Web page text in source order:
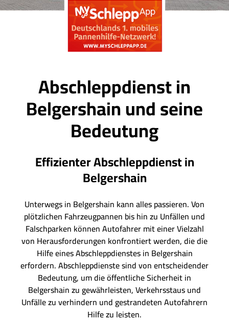
Abschleppdienst in
Belgershain und seine
Bedeutung
Effizienter Abschleppdienst in
Belgershain
Unterwegs in Belgershain kann alles passieren. Von
plötzlichen Fahrzeugpannen bis hin zu Unfällen und
Falschparken können Autofahrer mit einer Vielzahl
von Herausforderungen konfrontiert werden, die die
Hilfe eines Abschleppdienstes in Belgershain
erfordern. Abschleppdienste sind von entscheidender
Bedeutung, um die öffentliche Sicherheit in
Belgershain zu gewährleisten, Verkehrsstaus und
Unfälle zu verhindern und gestrandeten Autofahrern
Hilfe zu leisten.